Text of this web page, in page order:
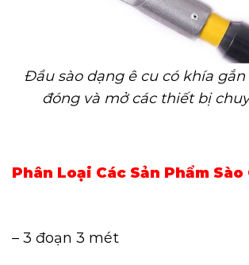
Đầu sào dạng ê cu có khía gắn
đóng và mở các thiết bị
Phân Loại Các Sản Phẩm
– 3 đoạn 3 mét